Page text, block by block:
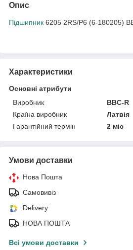
Опис
Підшипник 6205 2RS/P6 (6-180205)
Характеристики
Основні атрибути
Виробник
BBC-R
Країна виробник
Латвія
Гарантійний термін
2 міс
Умови доставки
Нова Пошта
Самовивіз
Delivery
НОВА ПОШТА
Всі умови доставки